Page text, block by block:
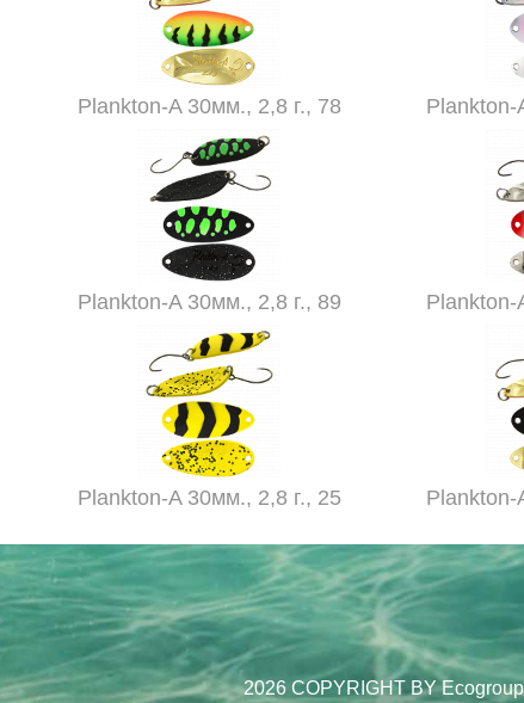
Plankton-A 30мм., 2,8 г., 78 Plankton-
Plankton-A 30мм., 2,8 г., 89 Plankton-
Plankton-A 30мм., 2,8 г., 25 Plankton-
2026 COPYRIGHT BY Ecogroup